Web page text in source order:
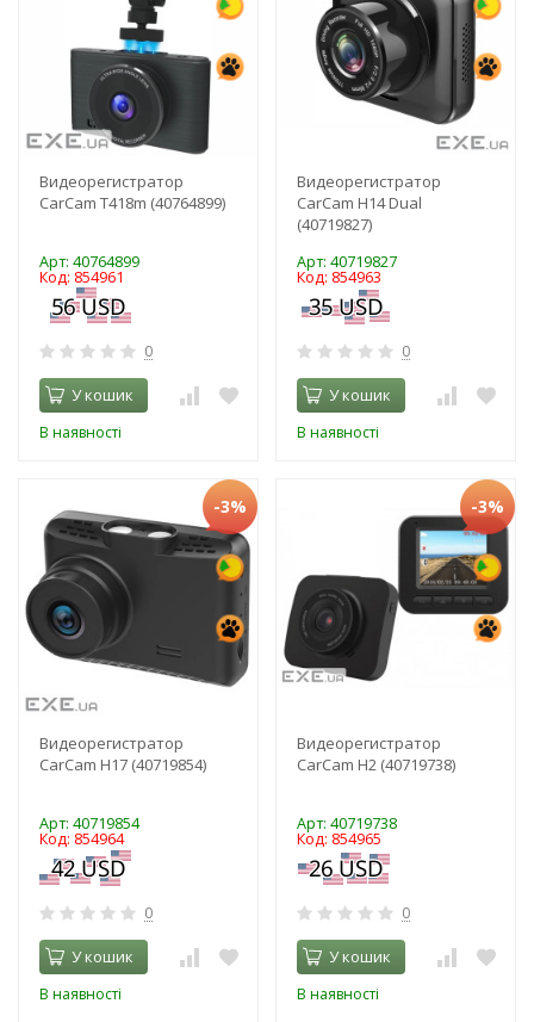
Видеорегистратор
CarCam T418m (40764899)
Арт: 40764899
Код: 854961
0
У кошик
В наявності
Видеорегистратор
CarCam H14 Dual
(40719827)
Арт: 40719827
Код: 854963
0
У кошик
В наявності
-3%
Видеорегистратор
CarCam H17 (40719854)
Арт: 40719854
Код: 854964
0
У кошик
В наявності
-3%
Видеорегистратор
CarCam H2 (40719738)
Арт: 40719738
Код: 854965
0
У кошик
В наявності